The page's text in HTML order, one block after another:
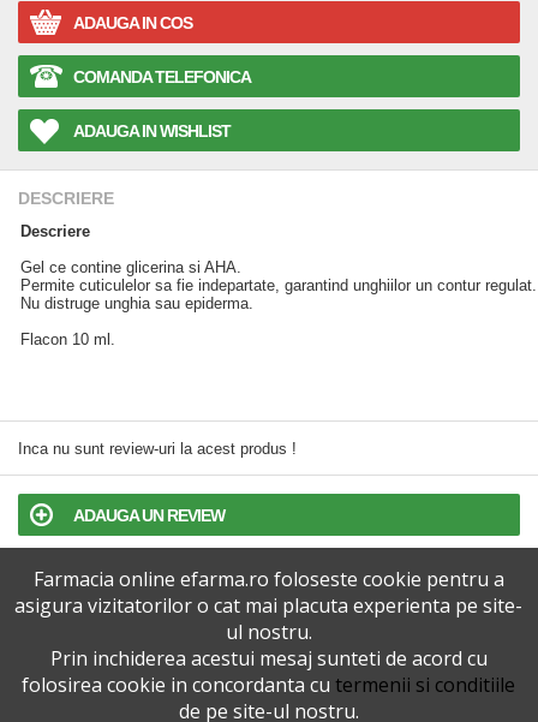
ADAUGA IN COS
COMANDA TELEFONICA
ADAUGA IN WISHLIST
DESCRIERE
Descriere
Gel ce contine glicerina si AHA.
Permite cuticulelor sa fie indepartate, garantind unghiilor un contur regulat.
Nu distruge unghia sau epiderma.
Flacon 10 ml.
Inca nu sunt review-uri la acest produs !
ADAUGA UN REVIEW
TERMENI SI CONDITII
POLITICA DE CONFIDENTIALITATE
VERSIUNEA DESKTOP
Farmacia online efarma.ro foloseste cookie pentru a
asigura vizitatorilor o cat mai placuta experienta pe site-
ul nostru.
Prin inchiderea acestui mesaj sunteti de acord cu
folosirea cookie in concordanta cu termenii si conditiile
de pe site-ul nostru.